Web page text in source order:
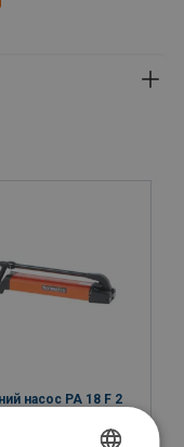
насос PA 18 F 2